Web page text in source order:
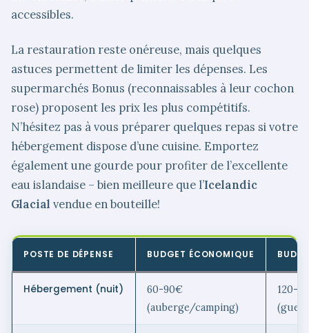
accessibles.
La restauration reste onéreuse, mais quelques
astuces permettent de limiter les dépenses. Les
supermarchés Bonus (reconnaissables à leur cochon
rose) proposent les prix les plus compétitifs.
N’hésitez pas à vous préparer quelques repas si votre
hébergement dispose d’une cuisine. Emportez
également une gourde pour profiter de l’excellente
eau islandaise – bien meilleure que l’Icelandic
Glacial vendue en bouteille!
POSTE DE DÉPENSE BUDGET ÉCONOMIQUE
Hébergement (nuit)
60-90€
(auberge/camping)
120-